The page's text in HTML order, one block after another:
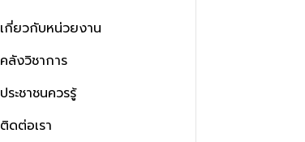
เกี่ยวกับหน่วยงาน
คลังวิชาการ
ประชาชนควรรู้
ติดต่อเรา